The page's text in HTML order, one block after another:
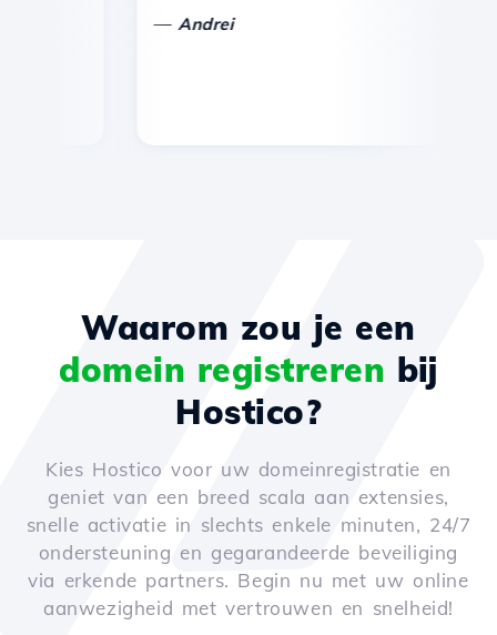
Andrei
Waarom zou je een
domein registreren bij
Hostico?
Kies Hostico voor uw domeinregistratie en
geniet van een breed scala aan extensies,
snelle activatie in slechts enkele minuten, 24/7
ondersteuning en gegarandeerde beveiliging
via erkende partners. Begin nu met uw online
aanwezigheid met vertrouwen en snelheid!